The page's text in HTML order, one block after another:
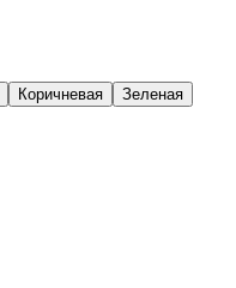
Коричневая Зеленая